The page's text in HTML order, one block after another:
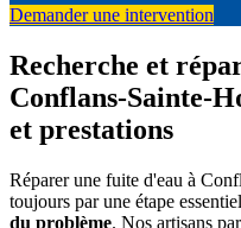
Demander une intervention
Recherche et
Conflans-Sainte-
et prestations
Réparer une fuite d'eau à
toujours par une étape
du problème. Nos artisans